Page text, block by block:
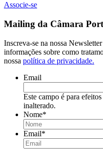
Associe-se
Mailing da Câmara
Inscreva-se na nossa
informações sobre como
nossa política de privacidade.
Email
Este campo é para
inalterado.
Nome*
Email*